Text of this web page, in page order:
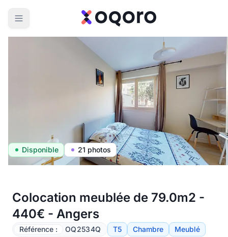
Disponible 21 photos
Colocation meublée de 79.0m2 -
440€ - Angers
Référence : OQ2534Q T5 Chambre Meublé